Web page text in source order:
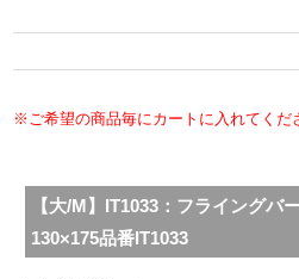
※ご希望の商品毎にカートに入れてくだ
【大/M】IT1033：フライング
130×175品番IT1033